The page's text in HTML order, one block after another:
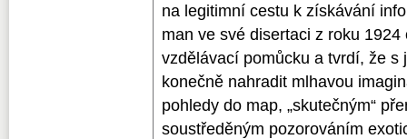
na legitimní cestu k získávání
man ve své disertaci z roku
vzdělávací pomůcku a tvrdí, že s
konečně nahradit mlhavou
pohledy do map, „skutečným“
soustředěným pozorováním